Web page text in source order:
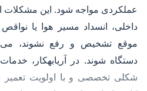
عملکردی مواجه شود. این مشکلات
داخلی، انسداد مسیر هوا یا
موقع تشخیص و رفع نشوند،
دستگاه شوند. در آریابهکار،
شکلی تخصصی و با اولویت